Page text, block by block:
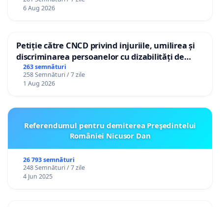
personali
6 Aug 2026
Petiție către CNCD privind injuriile, umilirea și
discriminarea persoanelor cu dizabilități de
către utilizatorul TikTok „Gorici”
263 semnături
258 Semnături / 7 zile
1 Aug 2026
Referendumul pentru demiterea Preşedintelui
României Nicusor Dan
26 793 semnături
248 Semnături / 7 zile
4 Jun 2025